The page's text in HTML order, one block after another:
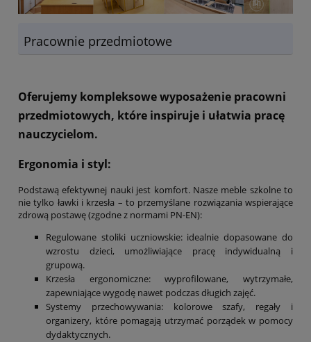
Pracownie przedmiotowe
Oferujemy kompleksowe wyposażenie pracowni
przedmiotowych, które inspiruje i ułatwia pracę
nauczycielom.
Ergonomia i styl:
Podstawą efektywnej nauki jest komfort. Nasze meble szkolne to
nie tylko ławki i krzesła – to przemyślane rozwiązania wspierające
zdrową postawę (zgodne z normami PN-EN):
Regulowane stoliki uczniowskie: idealnie dopasowane do
wzrostu dzieci, umożliwiające pracę indywidualną i
grupową.
Krzesła ergonomiczne: wyprofilowane, wytrzymałe,
zapewniające wygodę nawet podczas długich zajęć.
Systemy przechowywania: kolorowe szafy, regały i
organizery, które pomagają utrzymać porządek w pomocy
dydaktycznych.